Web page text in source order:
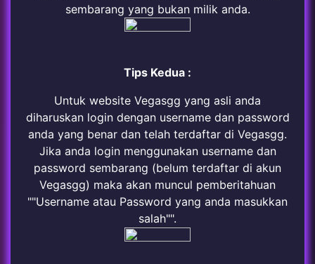
sembarang yang bukan milik anda.
Tips Kedua :
Untuk website Vegasgg yang asli anda
diharuskan login dengan username dan password
anda yang benar dan telah terdaftar di Vegasgg.
Jika anda login menggunakan username dan
password sembarang (belum terdaftar di akun
Vegasgg) maka akan muncul pemberitahuan
""Username atau Password yang anda masukkan
salah"".